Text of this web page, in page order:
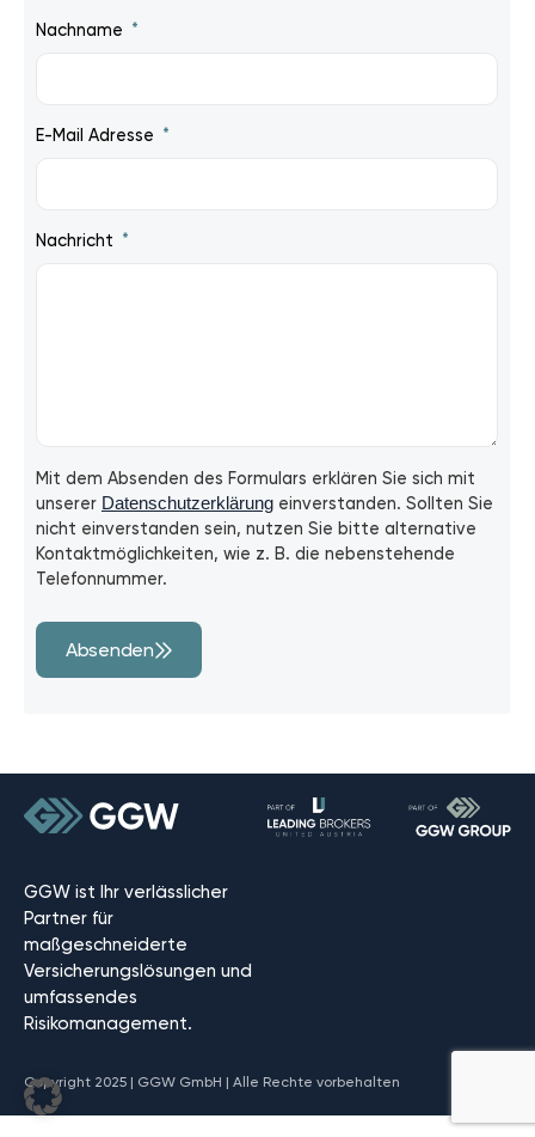
Nachname
E-Mail Adresse
Nachricht
Mit dem Absenden des Formulars erklären Sie sich mit
unserer Datenschutzerklärung einverstanden. Sollten Sie
nicht einverstanden sein, nutzen Sie bitte alternative
Kontaktmöglichkeiten, wie z. B. die nebenstehende
Telefonnummer.
Absenden
GGW ist Ihr verlässlicher
Partner für
maßgeschneiderte
Versicherungslösungen und
umfassendes
Risikomanagement.
Copyright 2025 | GGW GmbH | Alle Rechte vorbehalten